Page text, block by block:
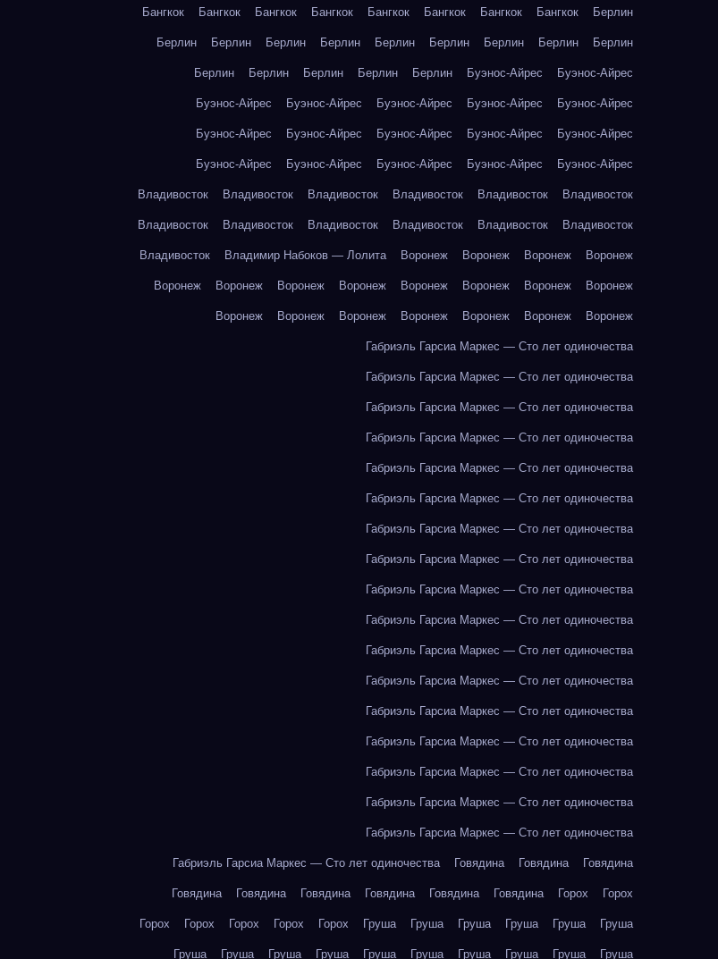
Бангкок Бангкок Бангкок Бангкок Бангкок Бангкок Бангкок Бангкок Берлин
Берлин Берлин Берлин Берлин Берлин Берлин Берлин Берлин Берлин
Берлин Берлин Берлин Берлин Берлин Буэнос-Айрес Буэнос-Айрес
Буэнос-Айрес Буэнос-Айрес Буэнос-Айрес Буэнос-Айрес Буэнос-Айрес
Буэнос-Айрес Буэнос-Айрес Буэнос-Айрес Буэнос-Айрес Буэнос-Айрес
Буэнос-Айрес Буэнос-Айрес Буэнос-Айрес Буэнос-Айрес Буэнос-Айрес
Владивосток Владивосток Владивосток Владивосток Владивосток Владивосток
Владивосток Владивосток Владивосток Владивосток Владивосток Владивосток
Владивосток Владимир Набоков — Лолита Воронеж Воронеж Воронеж Воронеж
Воронеж Воронеж Воронеж Воронеж Воронеж Воронеж Воронеж Воронеж
Воронеж Воронеж Воронеж Воронеж Воронеж Воронеж Воронеж
Габриэль Гарсиа Маркес — Сто лет одиночества
Габриэль Гарсиа Маркес — Сто лет одиночества
Габриэль Гарсиа Маркес — Сто лет одиночества
Габриэль Гарсиа Маркес — Сто лет одиночества
Габриэль Гарсиа Маркес — Сто лет одиночества
Габриэль Гарсиа Маркес — Сто лет одиночества
Габриэль Гарсиа Маркес — Сто лет одиночества
Габриэль Гарсиа Маркес — Сто лет одиночества
Габриэль Гарсиа Маркес — Сто лет одиночества
Габриэль Гарсиа Маркес — Сто лет одиночества
Габриэль Гарсиа Маркес — Сто лет одиночества
Габриэль Гарсиа Маркес — Сто лет одиночества
Габриэль Гарсиа Маркес — Сто лет одиночества
Габриэль Гарсиа Маркес — Сто лет одиночества
Габриэль Гарсиа Маркес — Сто лет одиночества
Габриэль Гарсиа Маркес — Сто лет одиночества
Габриэль Гарсиа Маркес — Сто лет одиночества
Габриэль Гарсиа Маркес — Сто лет одиночества Говядина Говядина Говядина
Говядина Говядина Говядина Говядина Говядина Говядина Горох Горох
Горох Горох Горох Горох Горох Груша Груша Груша Груша Груша Груша
Груша Груша Груша Груша Груша Груша Груша Груша Груша Груша